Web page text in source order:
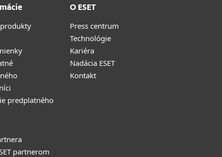
predplatného
partnerom
O ESET
Press centrum
Technológie
Kariéra
Nadácia ESET
Kontakt